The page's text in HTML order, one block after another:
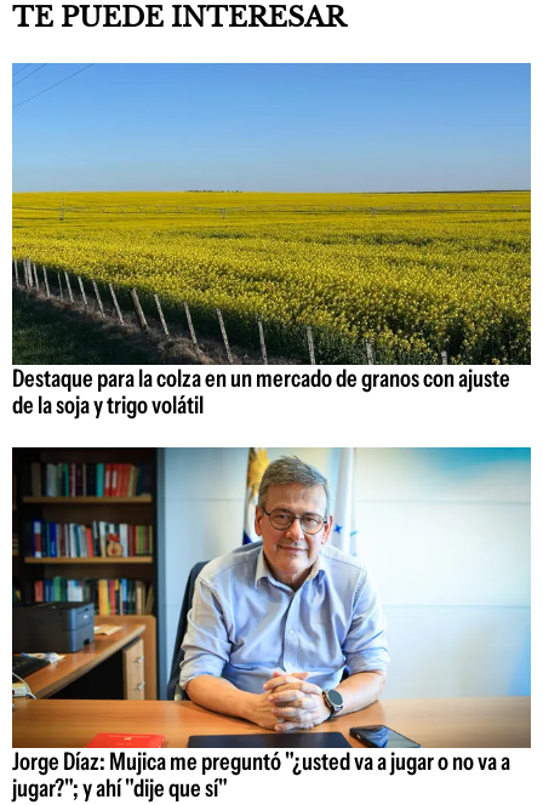
TE PUEDE INTERESAR
Destaque para la colza en un mercado de granos con ajuste
de la soja y trigo volátil
Jorge Díaz: Mujica me preguntó "¿usted va a jugar o no va a
jugar?"; y ahí "dije que sí"